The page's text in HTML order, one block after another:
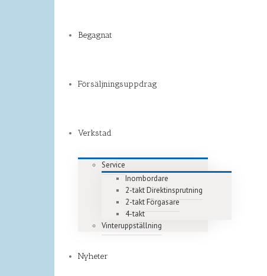
Begagnat
Försäljningsuppdrag
Verkstad
Service
Inombordare
2-takt Direktinsprutning
2-takt Förgasare
4-takt
Vinteruppställning
Nyheter